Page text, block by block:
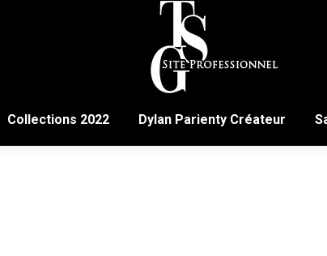
Collections 2022 Dylan Parienty Créateur